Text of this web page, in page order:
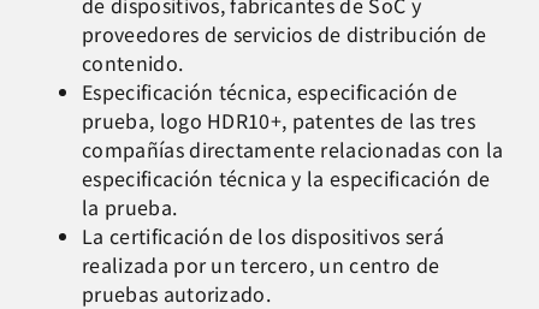
proveedores de servicios de distribución de
contenido.
Especificación técnica, especificación de
prueba, logo HDR10+, patentes de las tres
compañías directamente relacionadas con la
especificación técnica y la especificación de
la prueba.
La certificación de los dispositivos será
realizada por un tercero, un centro de
pruebas autorizado.